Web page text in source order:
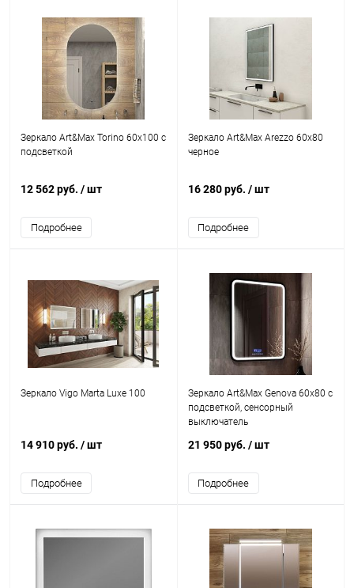
Зеркало Art&Max Torino 60х100 с
подсветкой
12 562 руб. / шт
Подробнее
Зеркало Art&Max Arezzo 60х80
черное
16 280 руб. / шт
Подробнее
Зеркало Vigo Marta Luxe 100
14 910 руб. / шт
Подробнее
Зеркало Art&Max Genova 60х80 с
подсветкой, сенсорный
выключатель
21 950 руб. / шт
Подробнее